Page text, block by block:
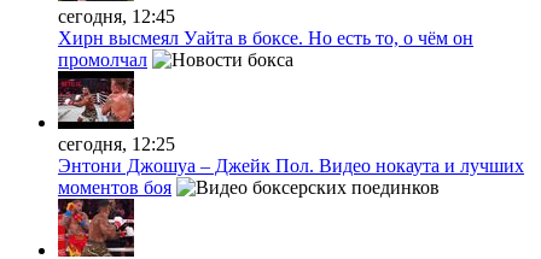
сегодня, 12:45
Хирн высмеял Уайта в боксе. Но есть то, о чём он
промолчал
сегодня, 12:25
Энтони Джошуа – Джейк Пол. Видео нокаута и лучших
моментов боя